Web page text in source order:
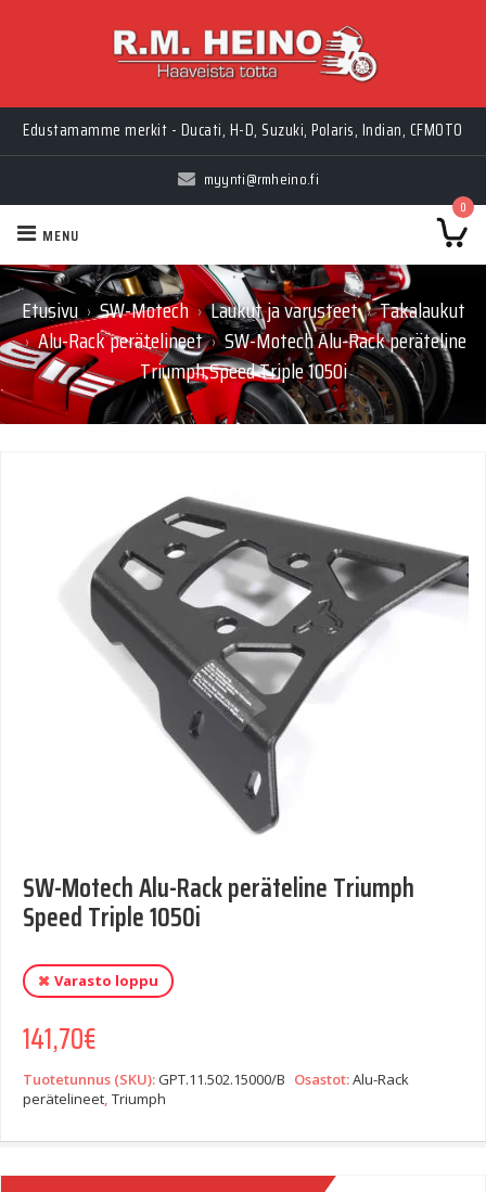
Edustamamme merkit - Ducati, H-D, Suzuki, Polaris, Indian, CFMOTO
myynti@rmheino.fi
0
MENU
Etusivu › SW-Motech › Laukut ja varusteet › Takalaukut
› Alu-Rack perätelineet › SW-Motech Alu-Rack peräteline
Triumph Speed Triple 1050i
SW-Motech Alu-Rack peräteline Triumph
Speed Triple 1050i
Varasto loppu
141,70€
Tuotetunnus (SKU):GPT.11.502.15000/B Osastot:Alu-Rack
perätelineet, Triumph